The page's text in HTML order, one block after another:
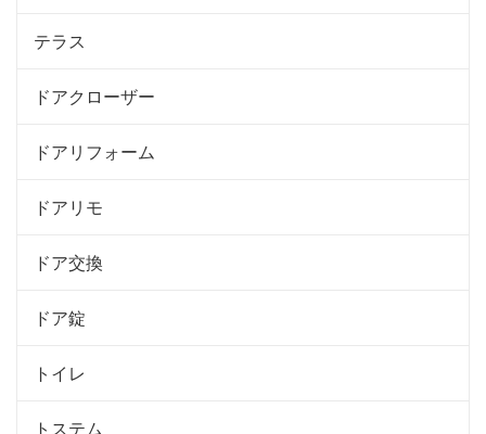
テラス
ドアクローザー
ドアリフォーム
ドアリモ
ドア交換
ドア錠
トイレ
トステム